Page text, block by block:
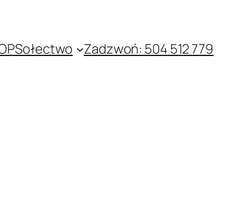
Sołectwo Zadzwoń: 504 512 779